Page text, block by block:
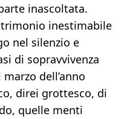
inascoltata.
inestimabile
nel silenzio e
di sopravvivenza
dell’anno
direi grottesco, di
quelle menti